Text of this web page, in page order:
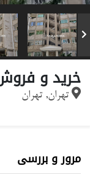
خرید و
تهران, تهران
مرور و بررسی